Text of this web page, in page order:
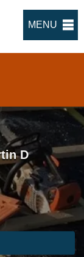
MENU
D